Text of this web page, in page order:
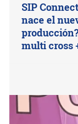
SIP
nace el
multi cross